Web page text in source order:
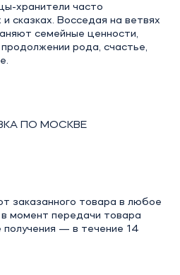
хранители часто
сказках. Восседая на ветвях
семейные ценности,
рода, счастье,
ПО МОСКВЕ
заказанного товара в любое
момент передачи товара
получения — в течение 14